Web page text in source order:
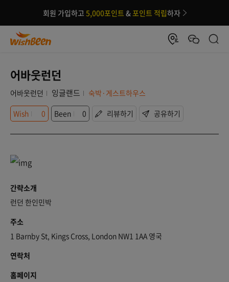
회원 가입하고 5,000포인트 &포인트 적립하자
어바웃런던
어바웃런던 잉글랜드
숙박·게스트하우스
Wish
0 Been 0 리뷰하기 공유하기
간략소개
런던 한인민박
주소
1 Barnby St, Kings Cross, London NW1 1AA 영국
연락처
홈페이지